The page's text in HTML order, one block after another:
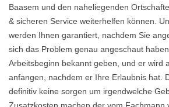
Baasem und den naheliegenden
& sicheren Service weiterhelfen können.
werden Ihnen garantiert, nachdem Sie
sich das Problem genau angeschaut
Arbeitsbeginn bekannt geben, und er wird
anfangen, nachdem er Ihre Erlaubnis hat.
definitiv keine sorgen um irgendwelche